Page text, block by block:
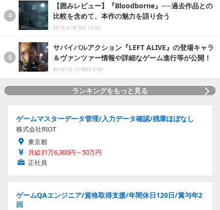
【囲みレビュー】『Bloodborne』──過去作品との
比較を含めて、本作の魅力を語り合う
2015.4.18 Sat 15:00
サバイバルアクション『LEFT ALIVE』の登場キャラ
＆ヴァンツァー情報や詳細なゲーム進行等が公開！
2018.12.12 Wed 0:00
ランキングをもっと見る
ゲームマスターデータ管理/入力データ確認/残業ほぼなし
株式会社RIOT
東京都
月給31万6,300円～50万円
正社員
ゲームQAエンジニア/資格取得支援/年間休日120日/賞与年2
回